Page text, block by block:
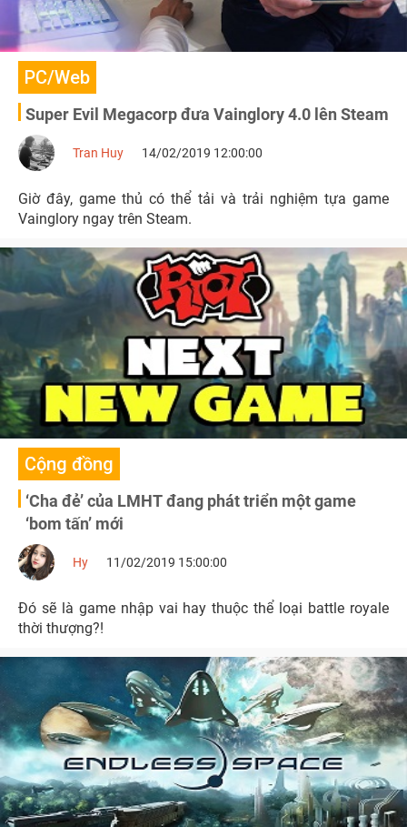
PC/Web
Super Evil Megacorp đưa Vainglory 4.0 lên Steam
Tran Huy 14/02/2019 12:00:00
Giờ đây, game thủ có thể tải và trải nghiệm tựa game
Vainglory ngay trên Steam.
Cộng đồng
‘Cha đẻ’ của LMHT đang phát triển một game
‘bom tấn’ mới
Hy 11/02/2019 15:00:00
Đó sẽ là game nhập vai hay thuộc thể loại battle royale
thời thượng?!